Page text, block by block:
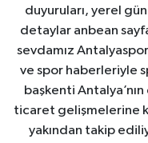
duyuruları, yerel
detaylar anbean
sevdamız
ve spor haberleriyle
başkenti
ticaret gelişmelerine
yakından takip